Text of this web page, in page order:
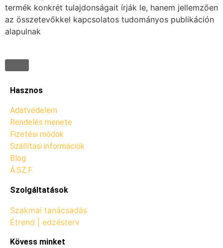
termék konkrét tulajdonságait írják le, hanem jellemzően
az összetevőkkel kapcsolatos tudományos publikáción
alapulnak
Hasznos
Adatvédelem
Rendelés menete
Fizetési módok
Szállítási információk
Blog
Á.SZ.F.
Szolgáltatások
Szakmai tanácsadás
Étrend | edzésterv
Kövess minket